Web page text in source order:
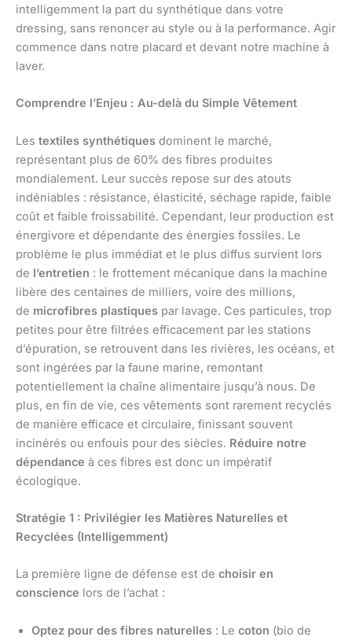
intelligemment la part du synthétique dans votre
dressing, sans renoncer au style ou à la performance. Agir
commence dans notre placard et devant notre machine à
laver.
Comprendre l’Enjeu : Au-delà du Simple Vêtement
Les textiles synthétiques dominent le marché,
représentant plus de 60% des fibres produites
mondialement. Leur succès repose sur des atouts
indéniables : résistance, élasticité, séchage rapide, faible
coût et faible froissabilité. Cependant, leur production est
énergivore et dépendante des énergies fossiles. Le
problème le plus immédiat et le plus diffus survient lors
de l’entretien : le frottement mécanique dans la machine
libère des centaines de milliers, voire des millions,
de microfibres plastiques par lavage. Ces particules, trop
petites pour être filtrées efficacement par les stations
d’épuration, se retrouvent dans les rivières, les océans, et
sont ingérées par la faune marine, remontant
potentiellement la chaîne alimentaire jusqu’à nous. De
plus, en fin de vie, ces vêtements sont rarement recyclés
de manière efficace et circulaire, finissant souvent
incinérés ou enfouis pour des siècles. Réduire notre
dépendance à ces fibres est donc un impératif
écologique.
Stratégie 1 : Privilégier les Matières Naturelles et
Recyclées (Intelligemment)
La première ligne de défense est de choisir en
conscience lors de l’achat :
Optez pour des fibres naturelles : Le coton (bio de